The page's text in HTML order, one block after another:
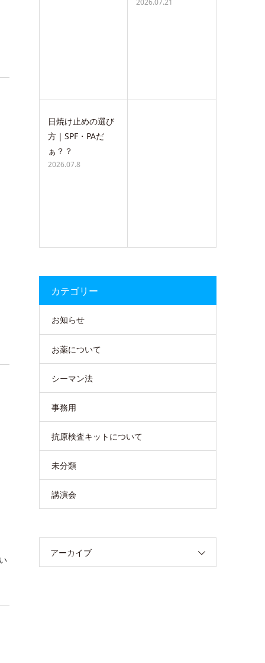
2026.07.21
日焼け止めの選び
方｜SPF・PAだ
ぁ？？
2026.07.8
カテゴリー
お知らせ
お薬について
シーマン法
事務用
抗原検査キットについて
未分類
講演会
アーカイブ